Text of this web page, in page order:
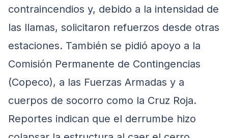
contraincendios y, debido a la intensidad de
las llamas, solicitaron refuerzos desde otras
estaciones. También se pidió apoyo a la
Comisión Permanente de Contingencias
(Copeco), a las Fuerzas Armadas y a
cuerpos de socorro como la Cruz Roja.
Reportes indican que el derrumbe hizo